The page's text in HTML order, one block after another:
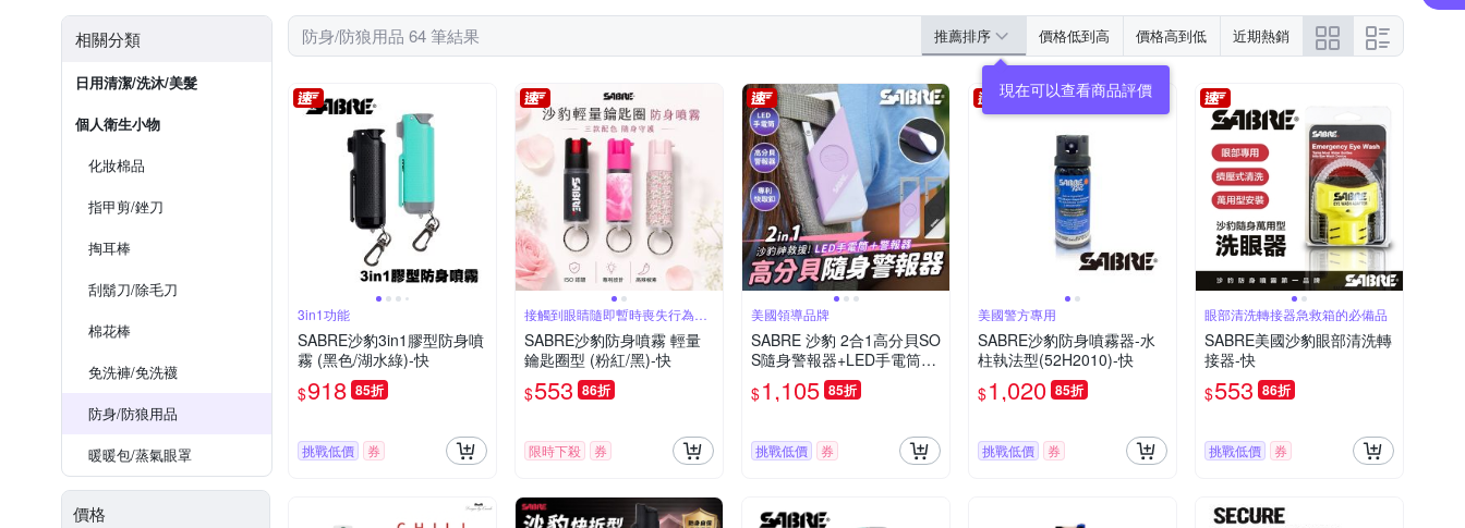
相關分類
日用清潔/洗沐/美髮
個人衛生小物
化妝棉品
指甲剪/銼刀
掏耳棒
刮鬍刀/除毛刀
棉花棒
免洗褲/免洗襪
防身/防狼用品
暖暖包/蒸氣眼罩
價格
防身/防狼用品 64 筆結果 推薦排序 價格低到高 價格高到低 近期熱銷
3in1功能
SABRE沙豹3in1膠型防身噴
霧 (黑色/湖水綠)-快
$918 85折
挑戰低價 券
接觸到眼睛隨即暫時喪失行為能
力約60分鐘
SABRE沙豹防身噴霧 輕量
鑰匙圈型 (粉紅/黑)-快
$553 86折
限時下殺 券
美國領導品牌
SABRE 沙豹 2合1高分貝SO
S隨身警報器+LED手電筒
(黑色/紫色)-快
$1,105 85折
挑戰低價 券
美國警方專用
SABRE沙豹防身噴霧器-水
柱執法型(52H2010)-快
$1,020 85折
挑戰低價 券
眼部清洗轉接器急救箱的必備品
SABRE美國沙豹眼部清洗轉
接器-快
$553 86折
挑戰低價 券